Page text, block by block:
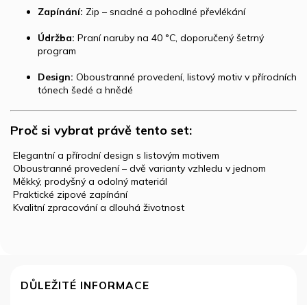
Zapínání: Zip – snadné a pohodlné převlékání
Údržba: Praní naruby na 40 °C, doporučený šetrný
program
Design: Oboustranné provedení, listový motiv v přírodních
tónech šedé a hnědé
Proč si vybrat právě tento set:
️ Elegantní a přírodní design s listovým motivem
️ Oboustranné provedení – dvě varianty vzhledu v jednom
️ Měkký, prodyšný a odolný materiál
️ Praktické zipové zapínání
️ Kvalitní zpracování a dlouhá životnost
DŮLEŽITÉ INFORMACE